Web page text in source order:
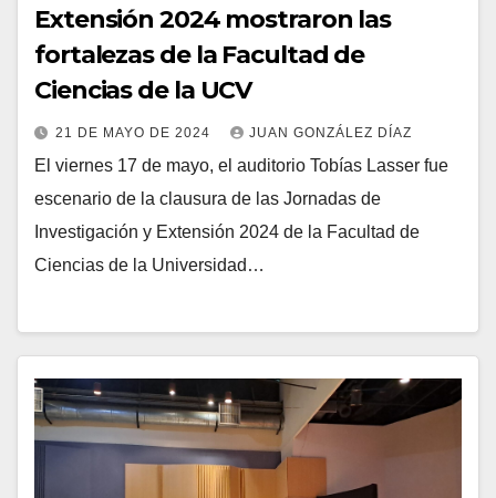
Extensión 2024 mostraron las
fortalezas de la Facultad de
Ciencias de la UCV
21 DE MAYO DE 2024 JUAN GONZÁLEZ DÍAZ
El viernes 17 de mayo, el auditorio Tobías Lasser fue
escenario de la clausura de las Jornadas de
Investigación y Extensión 2024 de la Facultad de
Ciencias de la Universidad…